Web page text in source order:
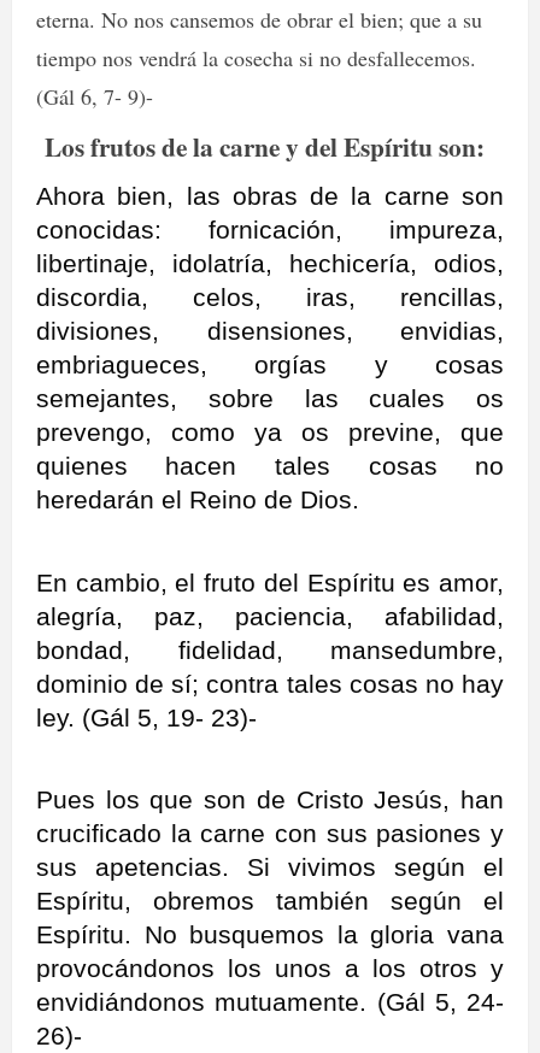
eterna. No nos cansemos de obrar el bien; que a su
tiempo nos vendrá la cosecha si no desfallecemos.
(Gál 6, 7- 9)-
Los frutos de la carne y del Espíritu son:
Ahora bien, las obras de la carne son
conocidas: fornicación, impureza,
libertinaje, idolatría, hechicería, odios,
discordia, celos, iras, rencillas,
divisiones, disensiones, envidias,
embriagueces, orgías y cosas
semejantes, sobre las cuales os
prevengo, como ya os previne, que
quienes hacen tales cosas no
heredarán el Reino de Dios.
En cambio, el fruto del Espíritu es amor,
alegría, paz, paciencia, afabilidad,
bondad, fidelidad, mansedumbre,
dominio de sí; contra tales cosas no hay
ley. (Gál 5, 19- 23)-
Pues los que son de Cristo Jesús, han
crucificado la carne con sus pasiones y
sus apetencias. Si vivimos según el
Espíritu, obremos también según el
Espíritu. No busquemos la gloria vana
provocándonos los unos a los otros y
envidiándonos mutuamente. (Gál 5, 24-
26)-